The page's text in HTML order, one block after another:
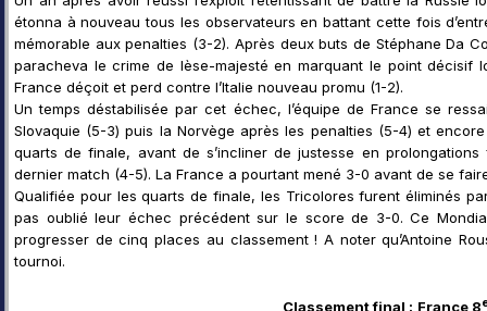
étonna à nouveau tous les observateurs en battant cette fois
mémorable aux penalties (3-2). Après deux buts de Stéphane Da
paracheva le crime de lèse-majesté en marquant le point décisif
France déçoit et perd contre l’Italie nouveau promu (1-2).
Un temps déstabilisée par cet échec, l’équipe de France se
Slovaquie (5-3) puis la Norvège après les penalties (5-4) et
quarts de finale, avant de s’incliner de justesse en
dernier match (4-5). La France a pourtant mené 3-0 avant de se
Qualifiée pour les quarts de finale, les Tricolores furent éliminés
pas oublié leur échec précédent sur le score de 3-0. Ce
progresser de cinq places au classement ! A noter qu’Antoine
tournoi.
Classement final : France 8